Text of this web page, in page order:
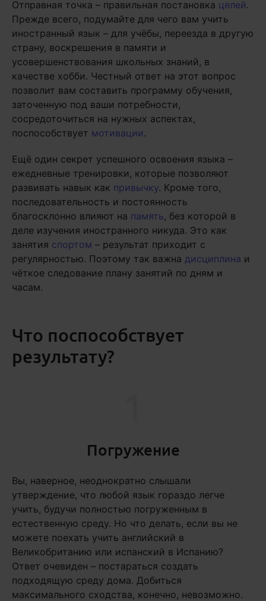
Отправная точка – правильная постановка целей.
Прежде всего, подумайте для чего вам учить
иностранный язык – для учёбы, переезда в другую
страну, воскрешения в памяти и
усовершенствования школьных знаний, в
качестве хобби. Честный ответ на этот вопрос
позволит вам составить программу обучения,
заточенную под ваши потребности,
сосредоточиться на нужных аспектах,
поспособствует мотивации.
Ещё один секрет успешного освоения языка –
ежедневные тренировки, которые позволяют
развивать навык как привычку. Кроме того,
последовательность и постоянность
благосклонно влияют на память, без которой в
деле изучения иностранного никуда. Это как
занятия спортом – результат приходит с
регулярностью. Поэтому так важна дисциплина и
чёткое следование плану занятий по дням и
часам.
Что поспособствует
результату?
Погружение
Вы, наверное, неоднократно слышали
утверждение, что любой язык гораздо легче
учить, будучи полностью погруженным в
естественную среду. Но что делать, если вы не
можете поехать учить английский в
Великобританию или испанский в Испанию?
Ответ очевиден – постараться создать
подходящую среду дома. Добиться
максимального сходства, конечно, невозможно.